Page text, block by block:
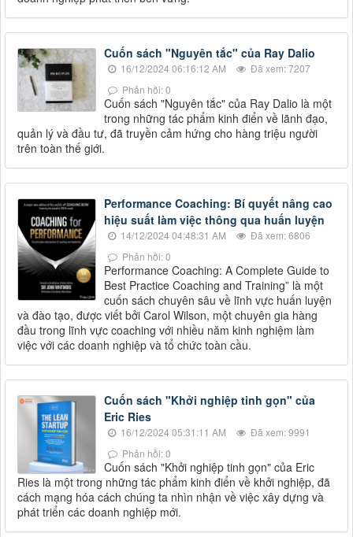
Cuốn sách "Nguyên tắc" của Ray Dalio
16/12/2024 06:16:12 AM
Đã xem: 7207
Phản hồi: 0
Cuốn sách "Nguyên tắc" của Ray Dalio là một
trong những tác phẩm kinh điển về lãnh đạo,
quản lý và đầu tư, đã truyền cảm hứng cho hàng triệu người
trên toàn thế giới.
Performance Coaching: Bí quyết nâng cao
hiệu suất làm việc thông qua huấn luyện
14/12/2024 04:48:31 AM
Đã xem: 6806
Phản hồi: 0
Performance Coaching: A Complete Guide to
Best Practice Coaching and Training” là một
cuốn sách chuyên sâu về lĩnh vực huấn luyện
và đào tạo, được viết bởi Carol Wilson, một chuyên gia hàng
đầu trong lĩnh vực coaching với nhiều năm kinh nghiệm làm
việc với các doanh nghiệp và tổ chức toàn cầu.
Cuốn sách "Khởi nghiệp tinh gọn" của
Eric Ries
16/12/2024 05:31:11 AM
Đã xem: 9991
Phản hồi: 0
Cuốn sách "Khởi nghiệp tinh gọn" của Eric
Ries là một trong những tác phẩm kinh điển về khởi nghiệp, đã
cách mạng hóa cách chúng ta nhìn nhận về việc xây dựng và
phát triển các doanh nghiệp mới.